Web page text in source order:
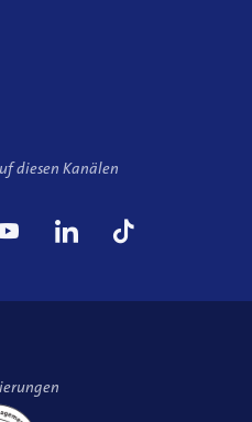
diesen Kanälen